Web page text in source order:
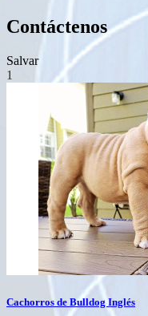
Contáctenos
Salvar
1
Cachorros de Bulldog Inglés